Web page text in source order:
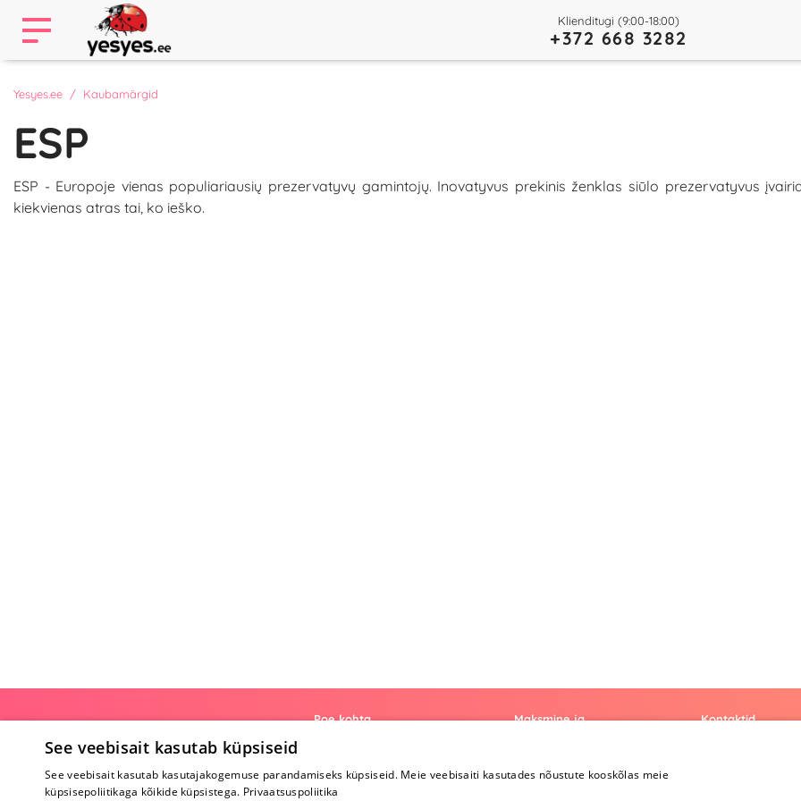
Klienditugi (9:00-18:00)
+372 668 3282
Yesyes.ee Kaubamärgid
ESP
ESP - Europoje vienas populiariausių prezervatyvų gamintojų. Inovatyvus prekinis ženklas siūlo prezervatyvus
kiekvienas atras tai, ko ieško.
Poe kohta
Koostöö
Tagasiside
Maksmine ja
Maksmine ja
Kontaktid
See veebisait kasutab küpsiseid
See veebisait kasutab kasutajakogemuse parandamiseks küpsiseid. Meie veebisaiti kasutades nõustute kooskõlas meie
küpsisepoliitikaga kõikide küpsistega. Privaatsuspoliitika